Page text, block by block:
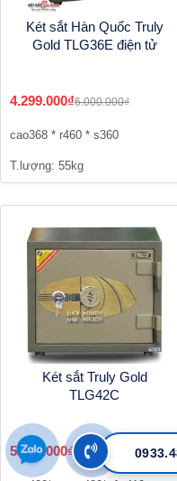
Két sắt Hàn Quốc Truly
Gold TLG36E điện tử
4.299.000₫6.000.000₫
cao368 * r460 * s360
T.lượng: 55kg
Két sắt Truly Gold
TLG42C
5.000.000₫ 6.200.000₫